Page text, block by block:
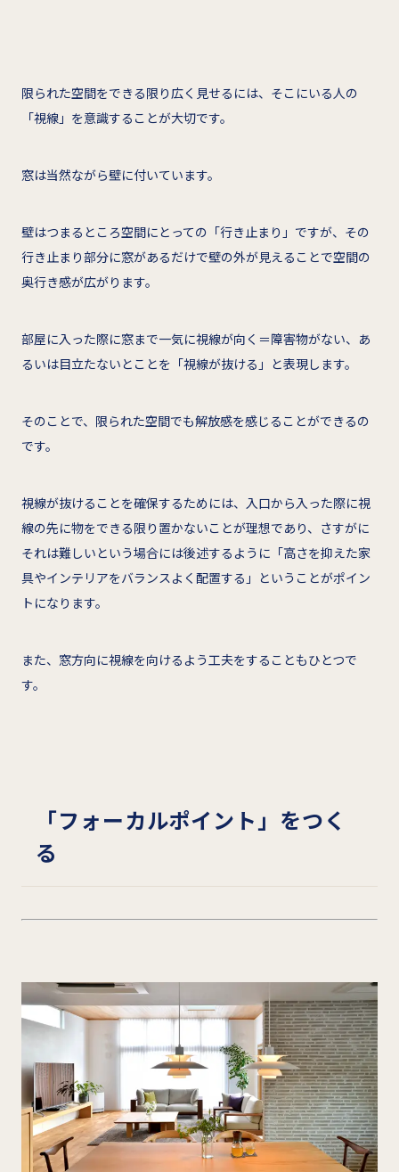
限られた空間をできる限り広く見せるには、そこにいる人の
「視線」を意識することが大切です。
窓は当然ながら壁に付いています。
壁はつまるところ空間にとっての「行き止まり」ですが、その
行き止まり部分に窓があるだけで壁の外が見えることで空間の
奥行き感が広がります。
部屋に入った際に窓まで一気に視線が向く＝障害物がない、あ
るいは目立たないとことを「視線が抜ける」と表現します。
そのことで、限られた空間でも解放感を感じることができるの
です。
視線が抜けることを確保するためには、入口から入った際に視
線の先に物をできる限り置かないことが理想であり、さすがに
それは難しいという場合には後述するように「高さを抑えた家
具やインテリアをバランスよく配置する」ということがポイン
トになります。
また、窓方向に視線を向けるよう工夫をすることもひとつで
す。
「フォーカルポイント」をつく
る